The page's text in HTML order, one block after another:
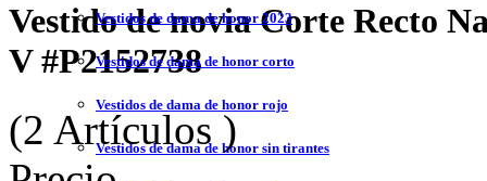
Vestidos de dama de honor 2023
Vestidos de dama de honor corto
Vestidos de dama de honor rojo
Vestidos de dama de honor sin tirantes
Vestido de novia Corte Recto
V#P2152738
(2 Artículos )